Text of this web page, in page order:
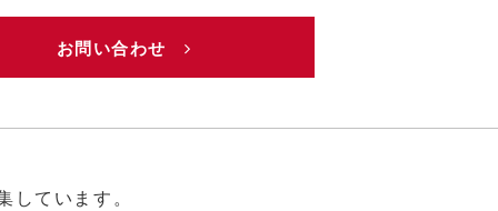
お問い合わせ
しています。